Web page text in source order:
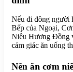
Nếu đi đông người
Bếp của Ngoại,
Niêu Hương Đồng
cảm giác ăn uống
Nên ăn cơm